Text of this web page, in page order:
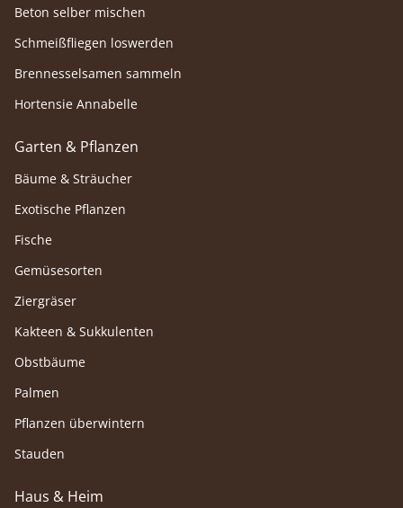
Beton selber mischen
Schmeißfliegen loswerden
Brennesselsamen sammeln
Hortensie Annabelle
Garten & Pflanzen
Bäume & Sträucher
Exotische Pflanzen
Fische
Gemüsesorten
Ziergräser
Kakteen & Sukkulenten
Obstbäume
Palmen
Pflanzen überwintern
Stauden
Haus & Heim